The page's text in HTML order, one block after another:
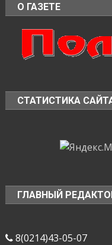
О ГАЗЕТЕ
СТАТИСТИКА
ГЛАВНЫЙ
8(0214)43-05-07